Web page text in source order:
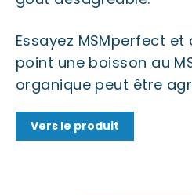
Essayez MSMperfect
point une boisson au
organique peut être
Vers le produit